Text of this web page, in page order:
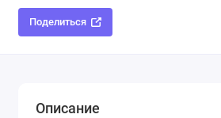
Поделиться
Описание